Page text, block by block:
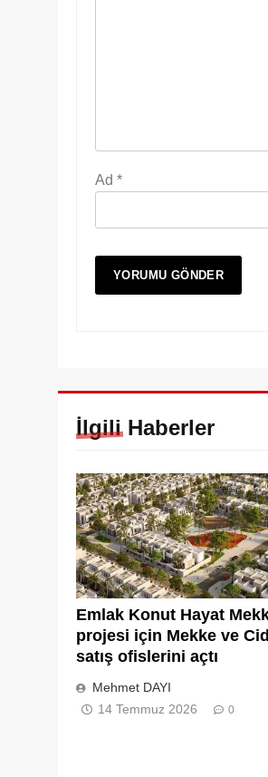
Ad *
İlgili Haberler
Emlak Konut Hayat
projesi için Mekke ve
satış ofislerini açtı
Mehmet DAYI
14 Temmuz 2026
0